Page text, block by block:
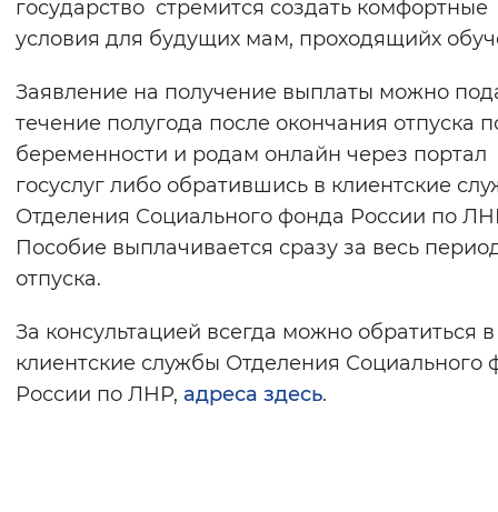
государство стремится создать комфортные
условия для будущих мам, проходящийх
Заявление на получение выплаты можно
течение полугода после окончания отпуска
беременности и родам онлайн через портал
госуслуг либо обратившись в клиентские
Отделения Социального фонда России по
Пособие выплачивается сразу за весь
отпуска.
За консультацией всегда можно обратиться в
клиентские службы Отделения Социального
России по ЛНР, адреса здесь.